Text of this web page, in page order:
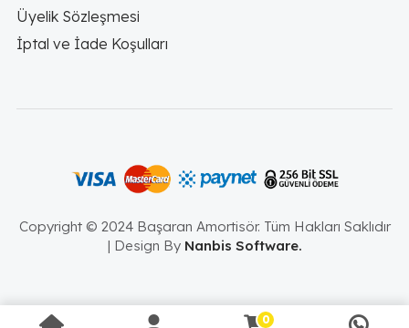
Üyelik Sözleşmesi
İptal ve İade Koşulları
Copyright © 2024 Başaran Amortisör. Tüm Hakları Saklıdır
| Design By Nanbis Software.
0